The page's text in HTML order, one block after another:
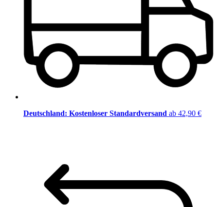
Deutschland: Kostenloser Standardversand ab 42,90 €